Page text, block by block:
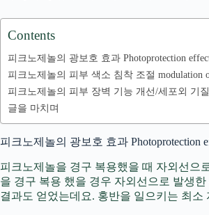
Contents
피크노제놀의 광보호 효과 Photoprotection
피크노제놀의 피부 색소 침착 조절 modulation
피크노제놀의 피부 장벽 기능 개선/세포외 기질
글을 마치며
피크노제놀의 광보호 효과 Photoprotection
피크노제놀을 경구 복용했을 때 자외선으
을 경구 복용 했을 경우 자외선으로 발생
결과도 얻었는데요. 홍반을 일으키는 최소